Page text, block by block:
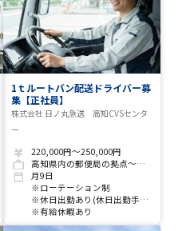
1ｔルートバン配送ドライバー募
集【正社員】
株式会社 日ノ丸急送 高知CVSセンタ
ー
220,000円～250,000円
高知県内の郵便局の拠点～拠点への配送業務
月9日
※ローテーション制
※休日出勤あり(休日出勤手当支給)
※有給休暇あり